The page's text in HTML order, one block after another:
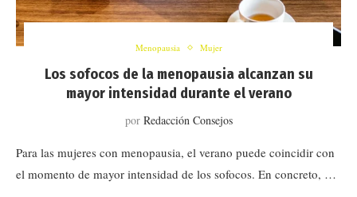
Menopausia Mujer
Los sofocos de la menopausia alcanzan su
mayor intensidad durante el verano
por Redacción Consejos
Para las mujeres con menopausia, el verano puede coincidir con
el momento de mayor intensidad de los sofocos. En concreto, …